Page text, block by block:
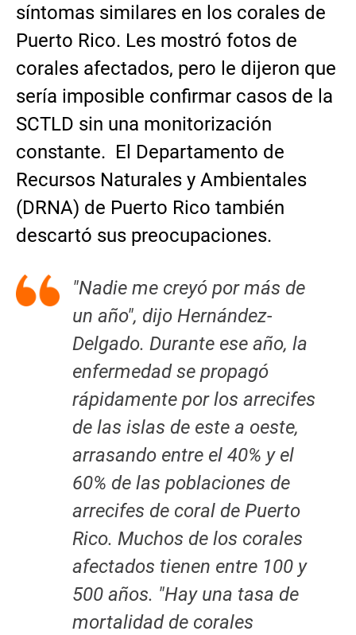
síntomas similares en los corales de
Puerto Rico. Les mostró fotos de
corales afectados, pero le dijeron que
sería imposible confirmar casos de la
SCTLD sin una monitorización
constante. El Departamento de
Recursos Naturales y Ambientales
(DRNA) de Puerto Rico también
descartó sus preocupaciones.
"Nadie me creyó por más de
un año", dijo Hernández-
Delgado. Durante ese año, la
enfermedad se propagó
rápidamente por los arrecifes
de las islas de este a oeste,
arrasando entre el 40% y el
60% de las poblaciones de
arrecifes de coral de Puerto
Rico. Muchos de los corales
afectados tienen entre 100 y
500 años. "Hay una tasa de
mortalidad de corales